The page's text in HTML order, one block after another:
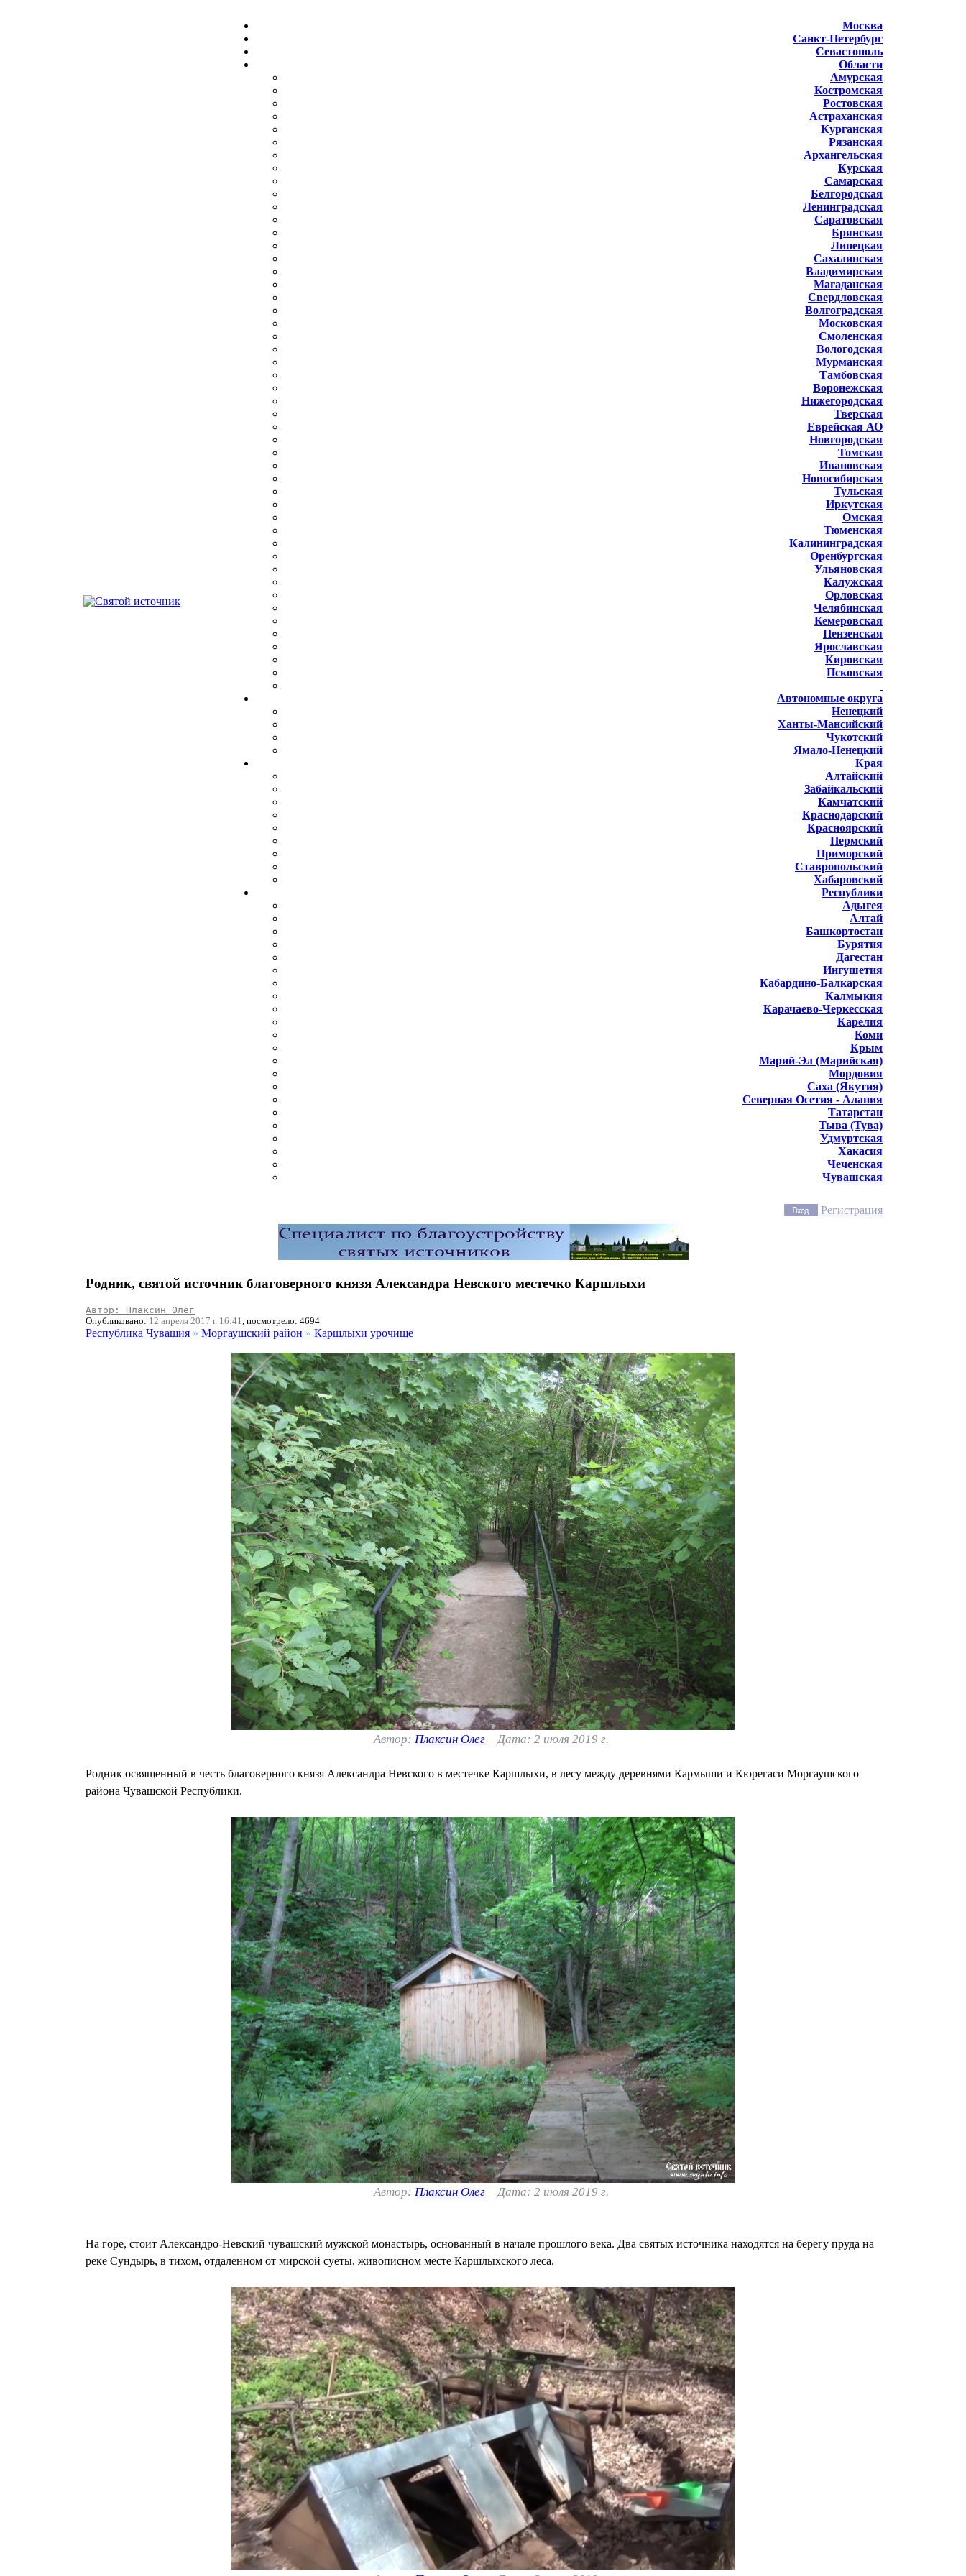
Москва
Санкт-Петербург
Севастополь
Области
Амурская
Костромская
Ростовская
Астраханская
Курганская
Рязанская
Архангельская
Курская
Самарская
Белгородская
Ленинградская
Саратовская
Брянская
Липецкая
Сахалинская
Владимирская
Магаданская
Свердловская
Волгоградская
Московская
Смоленская
Вологодская
Мурманская
Тамбовская
Воронежская
Нижегородская
Тверская
Еврейская АО
Новгородская
Томская
Ивановская
Новосибирская
Тульская
Иркутская
Омская
Тюменская
Калининградская
Оренбургская
Ульяновская
Калужская
Орловская
Челябинская
Кемеровская
Пензенская
Ярославская
Кировская
Псковская
Автономные округа
Ненецкий
Ханты-Мансийский
Чукотский
Ямало-Ненецкий
Края
Алтайский
Забайкальский
Камчатский
Краснодарский
Красноярский
Пермский
Приморский
Ставропольский
Хабаровский
Республики
Адыгея
Алтай
Башкортостан
Бурятия
Дагестан
Ингушетия
Кабардино-Балкарская
Калмыкия
Карачаево-Черкесская
Карелия
Коми
Крым
Марий-Эл (Марийская)
Мордовия
Саха (Якутия)
Северная Осетия - Алания
Татарстан
Тыва (Тува)
Удмуртская
Хакасия
Чеченская
Чувашская
Регистрация
Родник, святой источник благоверного князя Александра Невского местечко Каршлыхи
Автор: Плаксин Олег
Опубликовано: 12 апреля 2017 г. 16:41, посмотрело: 4694
Республика Чувашия » Моргаушский район » Каршлыхи урочище
Автор: Плаксин Олег Дата: 2 июля 2019 г.
Родник освященный в честь благоверного князя Александра Невского в местечке Каршлыхи, в лесу между деревнями Кармыши и Кюрегаси Моргаушского
района Чувашской Республики.
Автор: Плаксин Олег Дата: 2 июля 2019 г.
На горе, стоит Александро-Невский чувашский мужской монастырь, основанный в начале прошлого века. Два святых источника находятся на берегу пруда на
реке Сундырь, в тихом, отдаленном от мирской суеты, живописном месте Каршлыхского леса.